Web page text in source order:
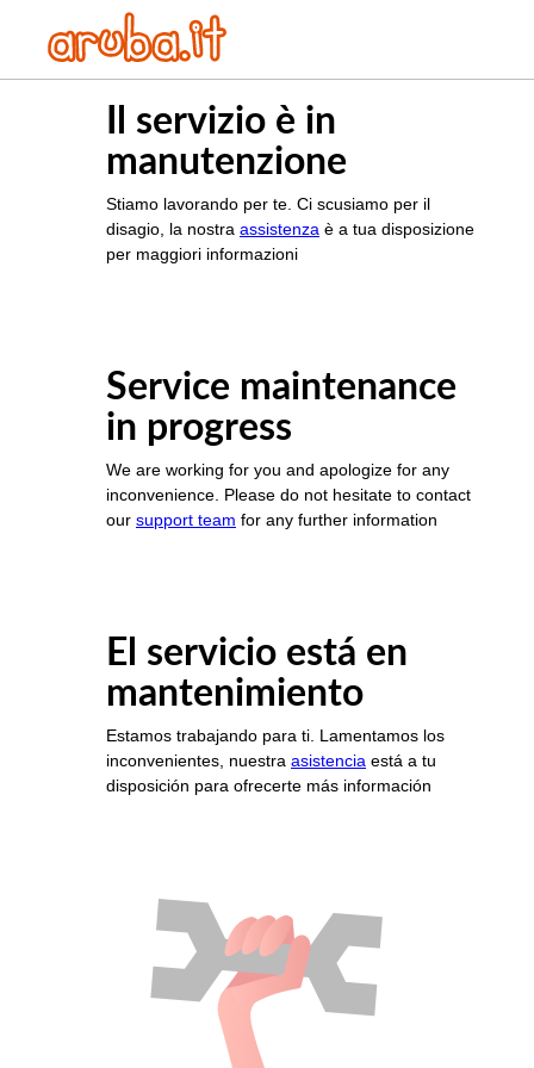
Il servizio è in
manutenzione
Stiamo lavorando per te. Ci scusiamo per il
disagio, la nostra assistenza è a tua disposizione
per maggiori informazioni
Service maintenance
in progress
We are working for you and apologize for any
inconvenience. Please do not hesitate to contact
our support team for any further information
El servicio está en
mantenimiento
Estamos trabajando para ti. Lamentamos los
inconvenientes, nuestra asistencia está a tu
disposición para ofrecerte más información